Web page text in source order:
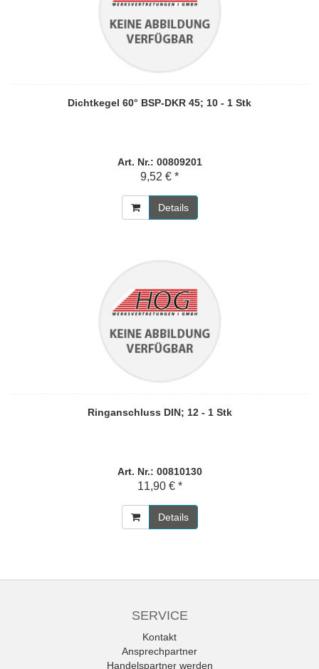
Dichtkegel 60° BSP-DKR 45; 10 - 1 Stk
Art. Nr.: 00809201
9,52 € *
Details
Ringanschluss DIN; 12 - 1 Stk
Art. Nr.: 00810130
11,90 € *
Details
SERVICE
Kontakt
Ansprechpartner
Handelspartner werden